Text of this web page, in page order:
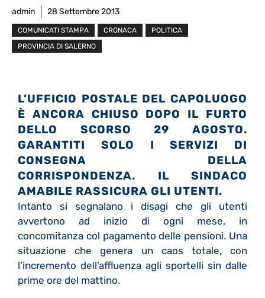
admin 28 Settembre 2013
COMUNICATI STAMPA CRONACA
POLITICA
PROVINCIA DI SALERNO
L’UFFICIO POSTALE DEL CAPOLUOGO
È ANCORA CHIUSO DOPO IL FURTO
DELLO SCORSO 29 AGOSTO.
GARANTITI SOLO I SERVIZI DI
CONSEGNA DELLA
CORRISPONDENZA. IL SINDACO
AMABILE RASSICURA GLI UTENTI.
Intanto si segnalano i disagi che gli utenti
avvertono ad inizio di ogni mese, in
concomitanza col pagamento delle pensioni. Una
situazione che genera un caos totale, con
l’incremento dell’affluenza agli sportelli sin dalle
prime ore del mattino.